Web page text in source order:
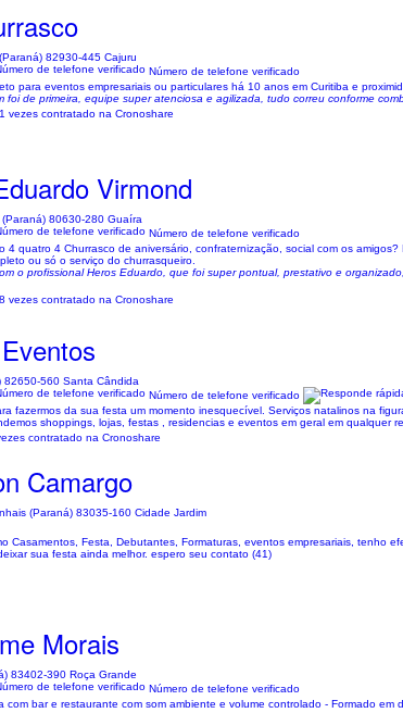
82930-445 Cajuru
Número de telefone verificado
para eventos empresariais ou particulares há 10 anos em Curitiba e
foi de primeira, equipe super atenciosa e agilizada, tudo correu conforme
vezes contratado na Cronoshare
Virmond
(Paraná) 80630-280 Guaíra
Número de telefone verificado
4 quatro 4 Churrasco de aniversário, confraternização, social com os
ou só o serviço do churrasqueiro.
o profissional Heros Eduardo, que foi super pontual, prestativo e
vezes contratado na Cronoshare
82650-560 Santa Cândida
Número de telefone verificado
fazermos da sua festa um momento inesquecível. Serviços natalinos na
shoppings, lojas, festas , residencias e eventos em geral em qualquer
contratado na Cronoshare
Camargo
(Paraná) 83035-160 Cidade Jardim
Casamentos, Festa, Debutantes, Formaturas, eventos empresariais, tenho
sua festa ainda melhor. espero seu contato (41)
Morais
83402-390 Roça Grande
Número de telefone verificado
com bar e restaurante com som ambiente e volume controlado - Formado